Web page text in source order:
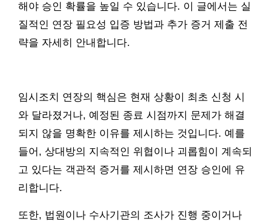
해야 승인 확률을 높일 수 있습니다. 이 글에서는 실
질적인 연장 필요성 입증 방법과 추가 증거 제출 전
략을 자세히 안내합니다.
임시조치 연장의 핵심은 현재 상황이 최초 신청 시
와 달라졌거나, 예정된 종료 시점까지 문제가 해결
되지 않을 명확한 이유를 제시하는 것입니다. 예를
들어, 상대방의 지속적인 위협이나 괴롭힘이 계속되
고 있다는 객관적 증거를 제시하면 연장 승인에 유
리합니다.
또한, 법원이나 수사기관의 조사가 진행 중이거나